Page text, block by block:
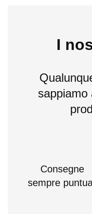
I
sappiamo
Consegne
sempre